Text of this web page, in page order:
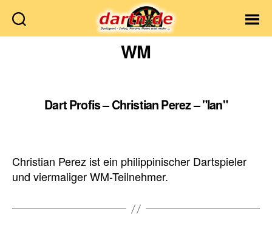
Dartn.de
WM
Dart Profis – Christian Perez – "Ian"
Christian Perez ist ein philippinischer Dartspieler
und viermaliger WM-Teilnehmer.